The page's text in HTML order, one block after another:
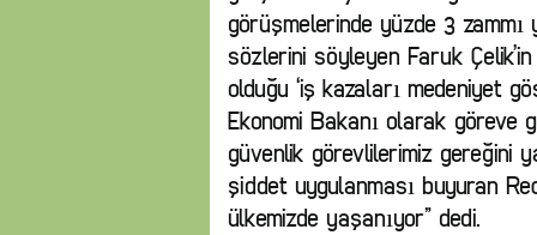
görüşmelerinde yüzde 3 zammı
sözlerini söyleyen Faruk
olduğu ‘iş kazaları medeniyet
Ekonomi Bakanı olarak göreve
güvenlik görevlilerimiz gereğini
şiddet uygulanması buyuran
ülkemizde yaşanıyor” dedi.